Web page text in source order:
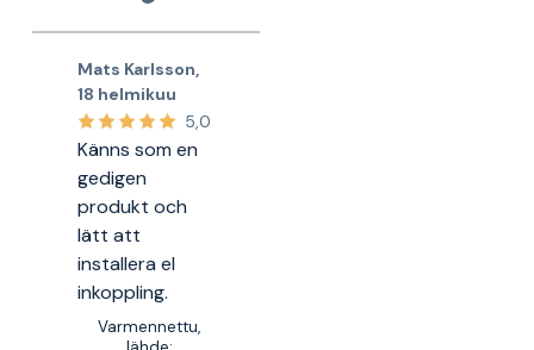
Mats Karlsson
18 helmikuu
5,0
Känns som en
gedigen
produkt och
lätt att
installera el
inkoppling.
Varmennettu,